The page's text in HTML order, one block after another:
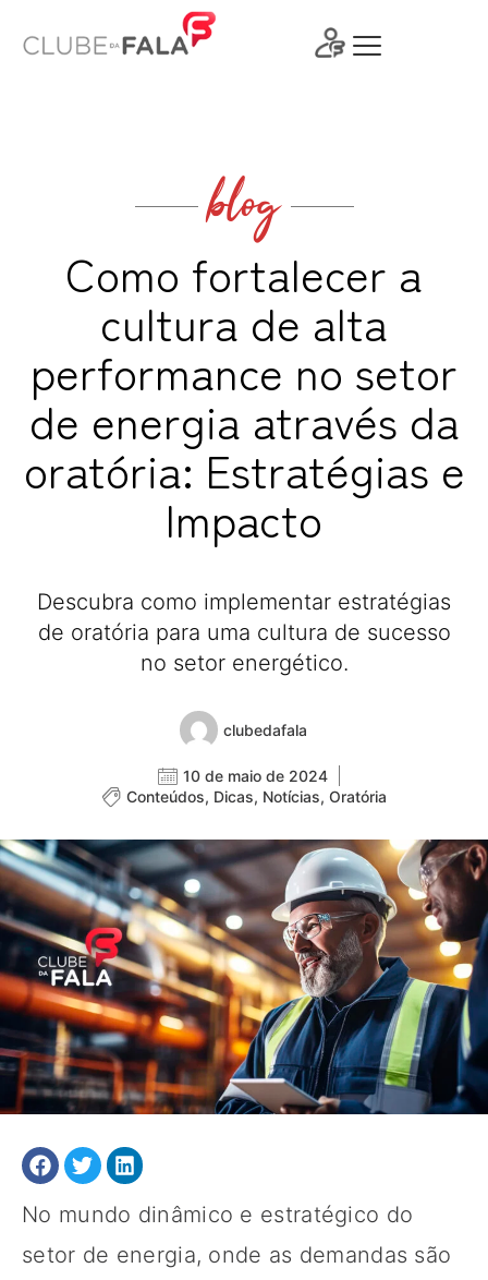
para
blog
Como fortalecer a
cultura de alta
performance no setor
de energia através da
oratória: Estratégias e
Impacto
Descubra como implementar estratégias
de oratória para uma cultura de sucesso
no setor energético.
clubedafala
10 de maio de 2024
Conteúdos, Dicas, Notícias, Oratória
No mundo dinâmico e estratégico do
setor de energia, onde as demandas são